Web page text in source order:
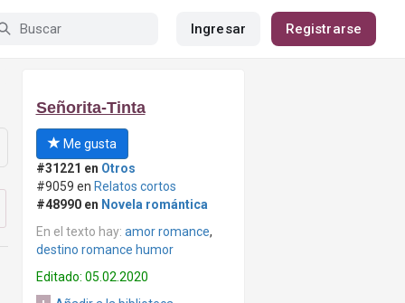
Ingresar Registrarse
Señorita-Tinta
Me gusta
#31221 en Otros
#9059 en Relatos cortos
#48990 en Novela romántica
En el texto hay: amor romance,
destino romance humor
Editado: 05.02.2020